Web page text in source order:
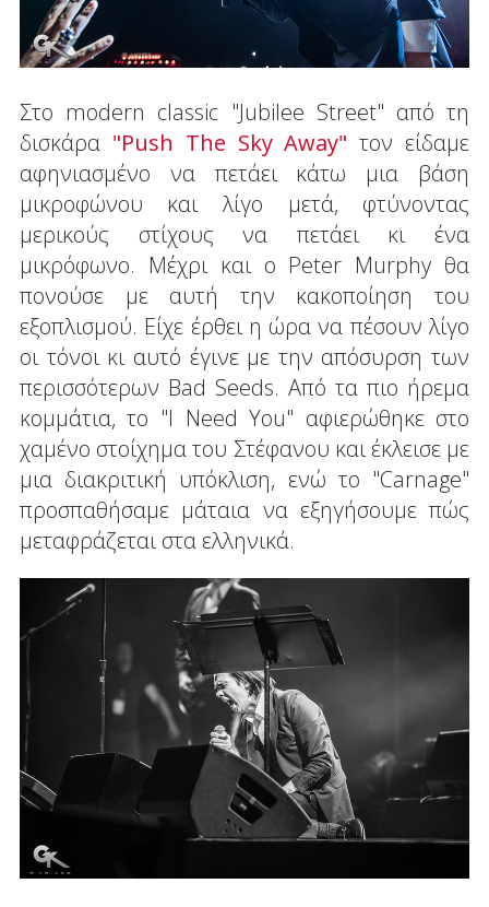
Στο modern classic "Jubilee Street" από τη
δισκάρα "Push The Sky Away" τον είδαμε
αφηνιασμένο να πετάει κάτω μια βάση
μικροφώνου και λίγο μετά, φτύνοντας
μερικούς στίχους να πετάει κι ένα
μικρόφωνο. Μέχρι και ο Peter Murphy θα
πονούσε με αυτή την κακοποίηση του
εξοπλισμού. Είχε έρθει η ώρα να πέσουν λίγο
οι τόνοι κι αυτό έγινε με την απόσυρση των
περισσότερων Bad Seeds. Από τα πιο ήρεμα
κομμάτια, το "I Need You" αφιερώθηκε στο
χαμένο στοίχημα του Στέφανου και έκλεισε με
μια διακριτική υπόκλιση, ενώ το "Carnage"
προσπαθήσαμε μάταια να εξηγήσουμε πώς
μεταφράζεται στα ελληνικά.